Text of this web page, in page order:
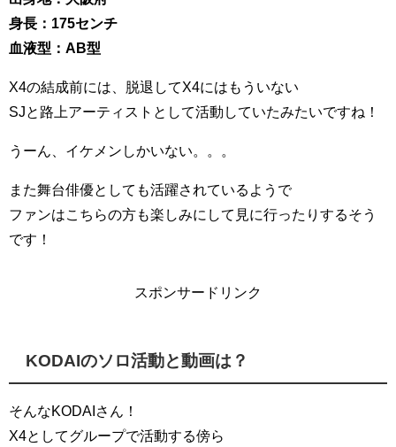
身長：175センチ
血液型：AB型
X4の結成前には、脱退してX4にはもういない
SJと路上アーティストとして活動していたみたいですね！
うーん、イケメンしかいない。。。
また舞台俳優としても活躍されているようで
ファンはこちらの方も楽しみにして見に行ったりするそう
です！
スポンサードリンク
KODAIのソロ活動と動画は？
そんなKODAIさん！
X4としてグループで活動する傍ら